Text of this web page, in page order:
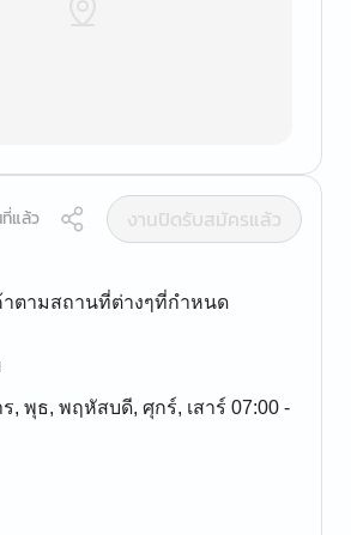
แล้ว
งานปิดรับสมัครแล้ว
ตามสถานที่ต่างๆที่กำหนด
, พุธ, พฤหัสบดี, ศุกร์, เสาร์ 07:00 -